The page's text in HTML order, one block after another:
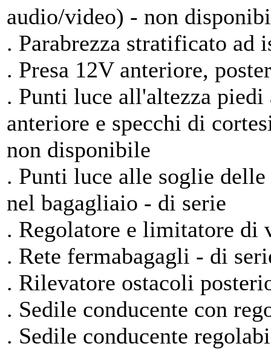
audio/video) - non
. Parabrezza stratificato ad
. Presa 12V anteriore,
. Punti luce all'altezza
anteriore e specchi di
non disponibile
. Punti luce alle soglie
nel bagagliaio - di serie
. Regolatore e limitatore di
. Rete fermabagagli - di
. Rilevatore ostacoli
. Sedile conducente con
. Sedile conducente